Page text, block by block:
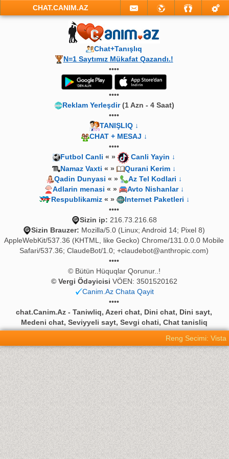
CHAT.CANIM.AZ
Chat+Tanışlıq
N=1 Saytımız Mükafat Qazandı.!
••••
••••
Reklam Yerleşdir(1 Azn - 4 Saat)
••••
TANIŞLIQ ↓
CHAT + MESAJ ↓
••••
Futbol Canli « »
Canli Yayin ↓
Namaz Vaxti « »
Qurani Kerim ↓
Qadin Dunyasi « »
Az Tel Kodlari ↓
Adlarin menasi « »
Avto Nishanlar ↓
Respublikamiz« »
Internet Paketleri ↓
••••
Sizin ip: 216.73.216.68
Sizin Brauzer: Mozilla/5.0 (Linux; Android 14; Pixel 8)
AppleWebKit/537.36 (KHTML, like Gecko) Chrome/131.0.0.0 Mobile
Safari/537.36; ClaudeBot/1.0; +claudebot@anthropic.com)
••••
© Bütün Hüquqlar Qorunur..!
© Vergi Ödəyicisi VÖEN: 3501520162
Canim.Az Chata Qayit
••••
chat.Canim.Az - Taniwliq, Azeri chat, Dini chat, Dini sayt,
Medeni chat, Seviyyeli sayt, Sevgi chati, Chat tanisliq
Reng Secimi: Vista